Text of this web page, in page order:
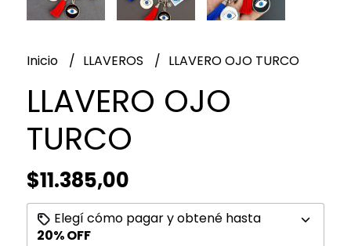
Inicio LLAVEROS LLAVERO OJO TURCO
LLAVERO OJO
TURCO
$11.385,00
Elegí cómo pagar y obtené hasta
20% OFF